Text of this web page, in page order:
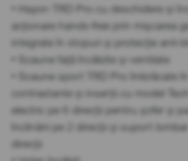
• Hayon TRD Pro cu deschidere și
acționare hands-free prin mișcarea
integrate în stopuri și protecție anti-
• Scaune față încălzite și ventilate
• Scaune sport TRD Pro îmbrăcate
contrastante și inserții cu model
electric pe 6 direcții pentru șofer și
înclinării pe 2 direcții și suport
direcții